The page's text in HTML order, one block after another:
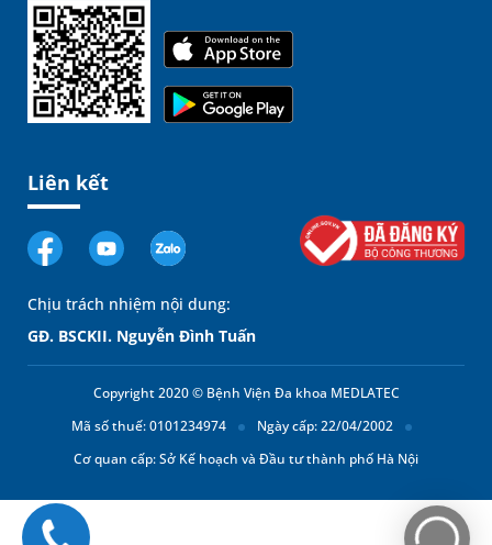
Liên kết
Chịu trách nhiệm nội dung:
GĐ. BSCKII. Nguyễn Đình Tuấn
Copyright 2020 © Bệnh Viện Đa khoa MEDLATEC
Mã số thuế: 0101234974
Ngày cấp: 22/04/2002
Cơ quan cấp: Sở Kế hoạch và Đầu tư thành phố Hà Nội